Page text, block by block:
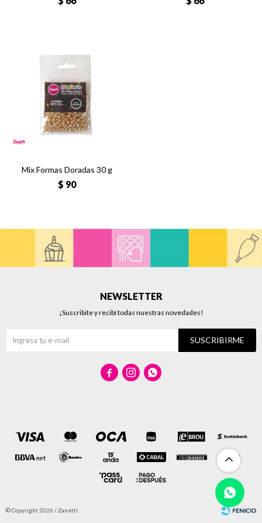
Mix Formas Doradas 30 g
$ 90
NEWSLETTER
¡Suscribite y recibí todas nuestras novedades!
SUSCRIBIRME
  
© Copyright 2026 / Zanetti